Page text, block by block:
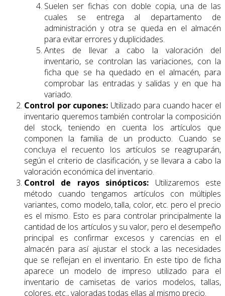
Suelen ser fichas con doble copia, una de las
cuales se entrega al departamento de
administración y otra se queda en el almacén
para evitar errores y duplicidades.
Antes de llevar a cabo la valoración del
inventario, se controlan las variaciones, con la
ficha que se ha quedado en el almacén, para
comprobar las entradas y salidas y en que ha
variado.
Control por cupones: Utilizado para cuando hacer el
inventario queremos también controlar la composición
del stock, teniendo en cuenta los artículos que
componen la familia de un producto. Cuando se
concluya el recuento los artículos se reagruparán,
según el criterio de clasificación, y se llevara a cabo la
valoración económica del inventario.
Control de rayos sinópticos: Utilizaremos este
método cuando tengamos artículos con múltiples
variantes, como modelo, talla, color, etc. pero el precio
es el mismo. Esto es para controlar principalmente la
cantidad de los artículos y su valor, pero el desempeño
principal es confirmar excesos y carencias en el
almacén para así ajustar el stock a las necesidades
que se reflejan en el inventario. En este tipo de ficha
aparece un modelo de impreso utilizado para el
inventario de camisetas de varios modelos, tallas,
colores, etc., valoradas todas ellas al mismo precio.